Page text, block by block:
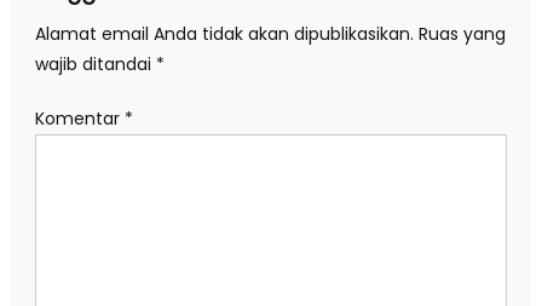
Alamat email Anda tidak akan dipublikasikan. Ruas yang
wajib ditandai *
Komentar *